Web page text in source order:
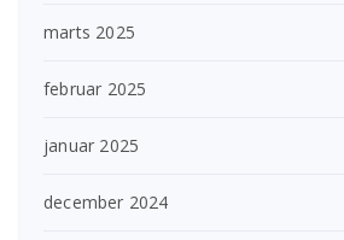
marts 2025
februar 2025
januar 2025
december 2024